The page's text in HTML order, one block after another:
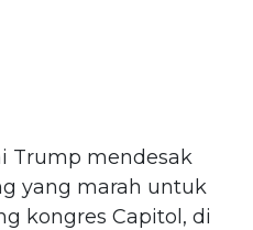
Trump mendesak
yang marah untuk
kongres Capitol, di